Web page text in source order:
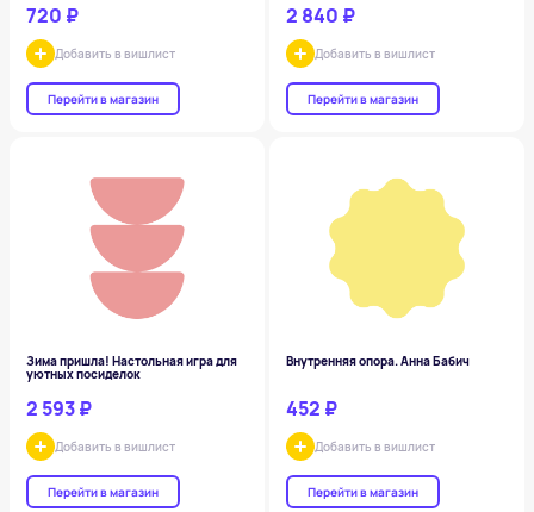
720 ₽
Добавить в вишлист
Перейти в магазин
2 840 ₽
Добавить в вишлист
Перейти в магазин
Зима пришла! Настольная игра для
уютных посиделок
2 593 ₽
Добавить в вишлист
Перейти в магазин
Внутренняя опора. Анна Бабич
452 ₽
Добавить в вишлист
Перейти в магазин